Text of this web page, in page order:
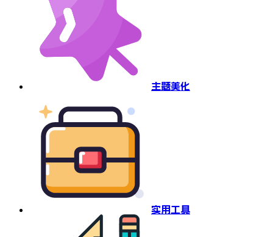
主题美化
实用工具